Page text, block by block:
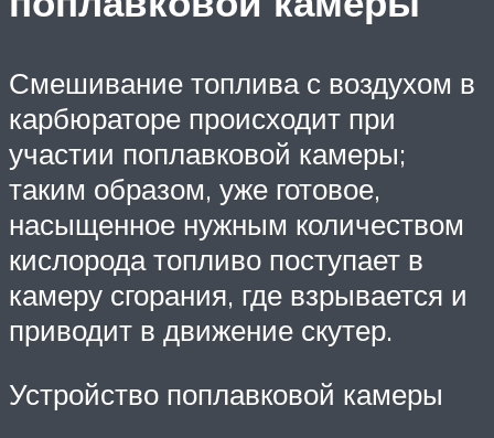
Смешивание топлива с воздухом в
карбюраторе происходит при
участии поплавковой камеры;
таким образом, уже готовое,
насыщенное нужным количеством
кислорода топливо поступает в
камеру сгорания, где взрывается и
приводит в движение скутер.
Устройство поплавковой камеры